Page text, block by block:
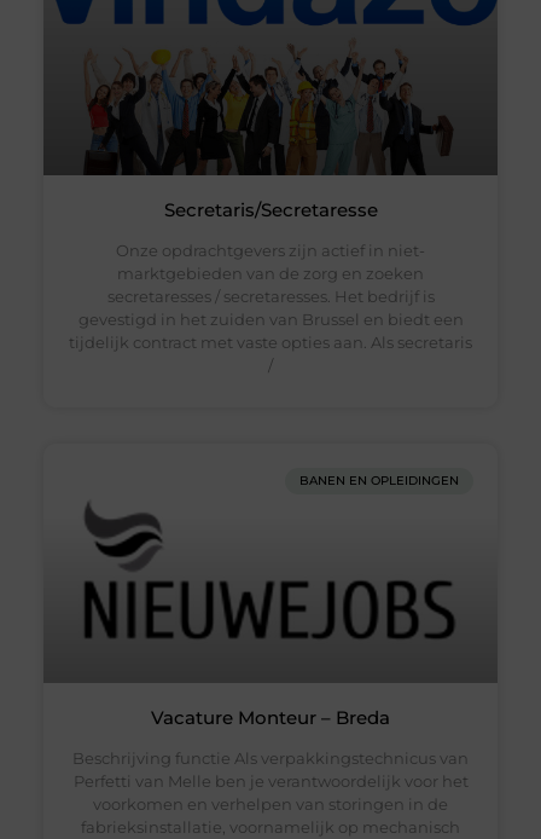
Secretaris/Secretaresse
Onze opdrachtgevers zijn actief in niet-
marktgebieden van de zorg en zoeken
secretaresses / secretaresses. Het bedrijf is
gevestigd in het zuiden van Brussel en biedt een
tijdelijk contract met vaste opties aan. Als secretaris
/
BANEN EN OPLEIDINGEN
Vacature Monteur – Breda
Beschrijving functie Als verpakkingstechnicus van
Perfetti van Melle ben je verantwoordelijk voor het
voorkomen en verhelpen van storingen in de
fabrieksinstallatie, voornamelijk op mechanisch